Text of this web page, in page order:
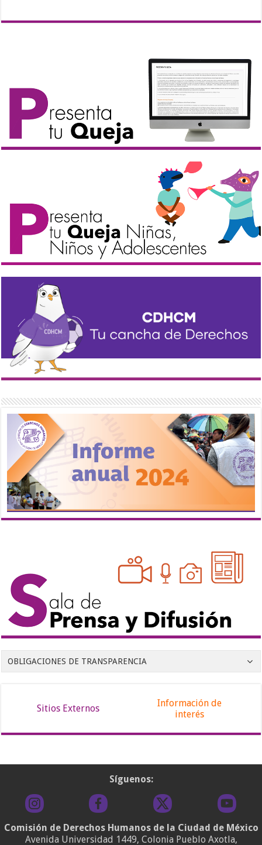
OBLIGACIONES DE TRANSPARENCIA
Sitios Externos
Información de
interés
Síguenos:
Comisión de Derechos Humanos de la Ciudad de México
Avenida Universidad 1449, Colonia Pueblo Axotla,